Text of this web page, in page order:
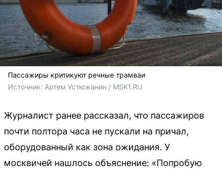
Пассажиры критикуют речные трамваи
Источник: Артем Устюжанин / MSK1.RU
Журналист ранее рассказал, что пассажиров
почти полтора часа не пускали на причал,
оборудованный как зона ожидания. У
москвичей нашлось объяснение: «Попробую